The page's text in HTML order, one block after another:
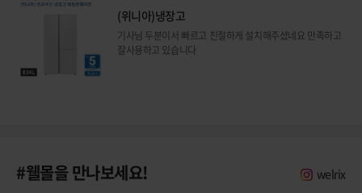
(위니아)냉장고
기사님 두분이서 빠르고 친절하게 설치해주셨네요 만족하고
잘사용하고 있습니다
#웰몰을 만나보세요! welrix